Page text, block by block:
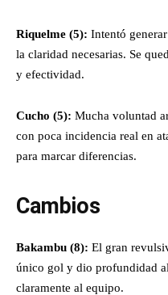
Riquelme (5): Intentó
la claridad necesarias. Se
y efectividad.
Cucho (5): Mucha voluntad
con poca incidencia real en
para marcar diferencias.
Cambios
Bakambu (8): El gran
único gol y dio profundidad
claramente al equipo.